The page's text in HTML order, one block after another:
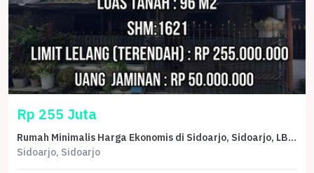
Rp 255 Juta
Rumah Minimalis Harga Ekonomis di Sidoarjo, Sidoarjo, LB 70m²
Sidoarjo, Sidoarjo